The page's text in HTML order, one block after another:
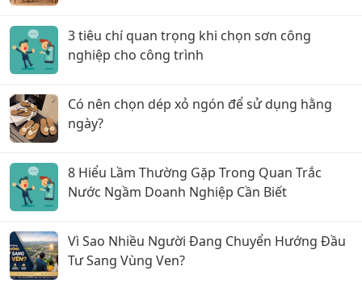
3 tiêu chí quan trọng khi chọn sơn công
nghiệp cho công trình
Có nên chọn dép xỏ ngón để sử dụng hằng
ngày?
8 Hiểu Lầm Thường Gặp Trong Quan Trắc
Nước Ngầm Doanh Nghiệp Cần Biết
Vì Sao Nhiều Người Đang Chuyển Hướng Đầu
Tư Sang Vùng Ven?